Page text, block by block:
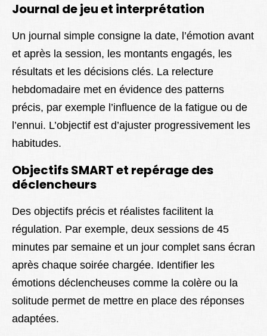
Journal de jeu et interprétation
Un journal simple consigne la date, l’émotion avant
et après la session, les montants engagés, les
résultats et les décisions clés. La relecture
hebdomadaire met en évidence des patterns
précis, par exemple l’influence de la fatigue ou de
l’ennui. L’objectif est d’ajuster progressivement les
habitudes.
Objectifs SMART et repérage des
déclencheurs
Des objectifs précis et réalistes facilitent la
régulation. Par exemple, deux sessions de 45
minutes par semaine et un jour complet sans écran
après chaque soirée chargée. Identifier les
émotions déclencheuses comme la colère ou la
solitude permet de mettre en place des réponses
adaptées.